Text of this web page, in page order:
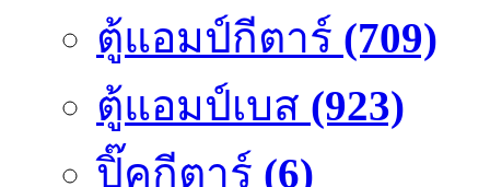
ตู้แอมป์กีตาร์ (709)
ตู้แอมป์เบส (923)
ปิ๊คกีตาร์ (6)